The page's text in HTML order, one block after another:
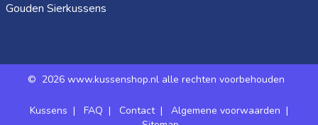
Gouden Sierkussens
© 2026 www.kussenshop.nl alle rechten voorbehouden
Kussens | FAQ | Contact| Algemene voorwaarden |